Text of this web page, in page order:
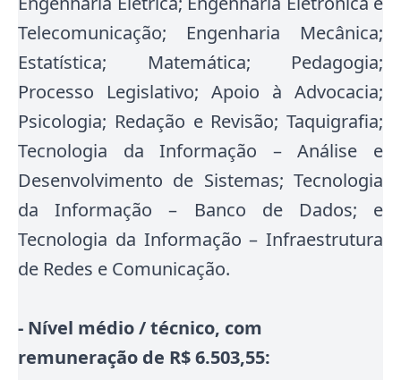
Telecomunicação; Engenharia Mecânica;
Estatística; Matemática; Pedagogia;
Processo Legislativo; Apoio à Advocacia;
Psicologia; Redação e Revisão; Taquigrafia;
Tecnologia da Informação – Análise e
Desenvolvimento de Sistemas; Tecnologia
da Informação – Banco de Dados; e
Tecnologia da Informação – Infraestrutura
de Redes e Comunicação.
- Nível médio / técnico, com
remuneração de R$ 6.503,55: